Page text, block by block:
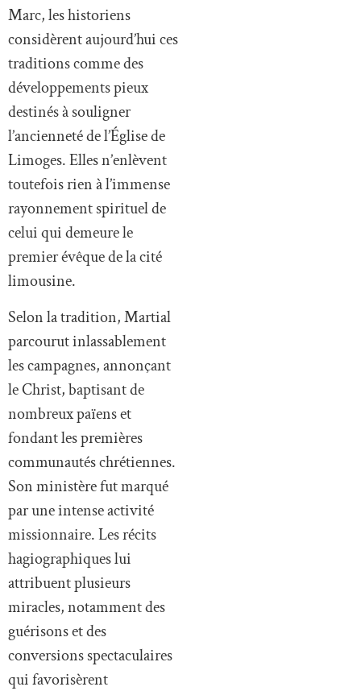
Marc, les historiens
considèrent aujourd’hui ces
traditions comme des
développements pieux
destinés à souligner
l’ancienneté de l’Église de
Limoges. Elles n’enlèvent
toutefois rien à l’immense
rayonnement spirituel de
celui qui demeure le
premier évêque de la cité
limousine.
Selon la tradition, Martial
parcourut inlassablement
les campagnes, annonçant
le Christ, baptisant de
nombreux païens et
fondant les premières
communautés chrétiennes.
Son ministère fut marqué
par une intense activité
missionnaire. Les récits
hagiographiques lui
attribuent plusieurs
miracles, notamment des
guérisons et des
conversions spectaculaires
qui favorisèrent